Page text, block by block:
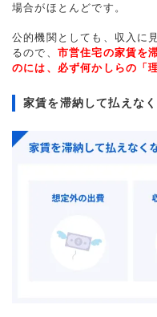
場合がほとんどです。
公的機関としても、収入に
るので、 市営住宅の家賃を
のには、必ず何かしらの「
家賃を滞納して払えな